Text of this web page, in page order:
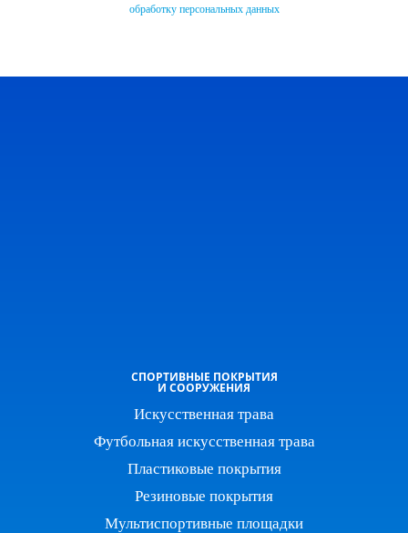
обработку персональных данных
СПОРТИВНЫЕ ПОКРЫТИЯ
И СООРУЖЕНИЯ
Искусственная трава
Футбольная искусственная трава
Пластиковые покрытия
Резиновые покрытия
Мультиспортивные площадки